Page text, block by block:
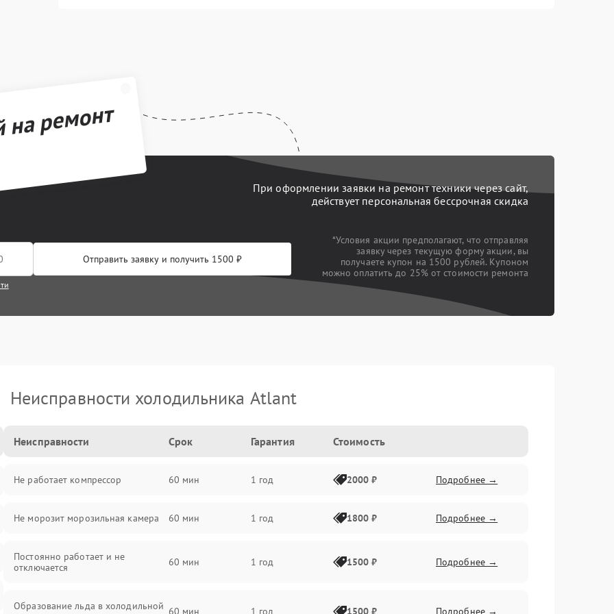
ремонт
При оформлении заявки на ремонт техники через сайт,
действует персональная бессрочная скидка
Отправить заявку и получить 1500 ₽
*Условия акции предполагают, что отправляя
заявку через текущую форму акции, вы
получаете купон на 1500 рублей. Купоном
можно оплатить до 25% от стоимости ремонта
Неисправности холодильника Atlant
Неисправности Срок Гарантия Стоимость
Не работает компрессор 60 мин 1 год 2000 ₽ Подробнее →
Не морозит морозильная камера 60 мин 1 год 1800 ₽ Подробнее →
Постоянно работает и не
отключается
60 мин 1 год 1500 ₽ Подробнее →
Образование льда в холодильной 60 мин 1 год 1500 ₽ Подробнее →